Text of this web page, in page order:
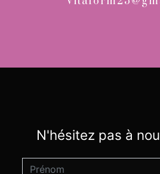
N'hésitez pas à